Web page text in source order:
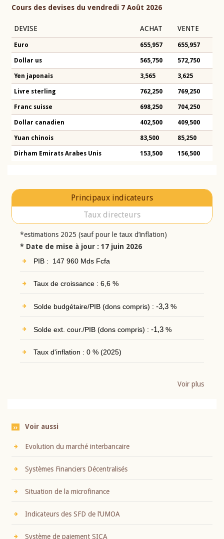
Cours des devises du vendredi 7 Août 2026
DEVISE ACHAT VENTE
Euro 655,957 655,957
Dollar us 565,750 572,750
Yen japonais 3,565 3,625
Livre sterling 762,250 769,250
Franc suisse 698,250 704,250
Dollar canadien 402,500 409,500
Yuan chinois 83,500 85,250
Dirham Emirats Arabes Unis 153,500 156,500
Principaux indicateurs
Taux directeurs
*estimations 2025 (sauf pour le taux d’inflation)
* Date de mise à jour : 17 juin 2026
PIB : 147 960 Mds Fcfa
Taux de croissance : 6,6 %
Solde budgétaire/PIB (dons compris) : -3,3%
Solde ext. cour./PIB (dons compris) : -1,3%
Taux d'inflation : 0 % (2025)
Voir plus
Voir aussi
Evolution du marché interbancaire
Systèmes Financiers Décentralisés
Situation de la microfinance
Indicateurs des SFD de l’UMOA
Système de paiement SICA